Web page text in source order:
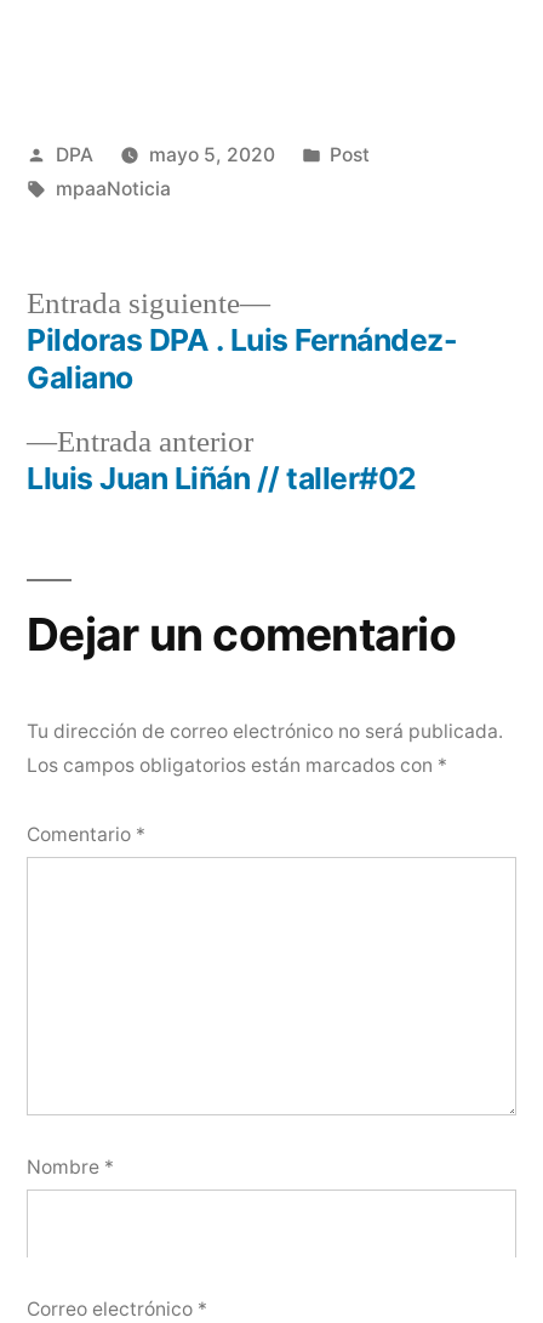
Publicado
por
DPA mayo 5, 2020
Publicado
Post
Etiquetas:
mpaaNoticia
Navegación
entradas
Entrada anteriorEntrada
anterior:
Lluis Juan Liñán // taller#02
Entrada siguiente
Entrada
siguiente:
Pildoras DPA . Luis Fernández-
Galiano
Dejar un comentario
Tu dirección de correo electrónico no será publicada.
Los campos obligatorios están marcados con *
Comentario *
Nombre *
Correo electrónico *